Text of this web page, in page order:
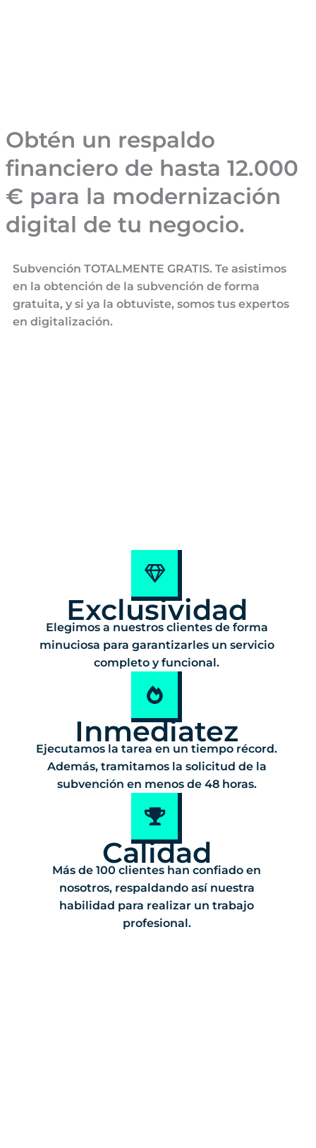
Obtén un respaldo
financiero de hasta 12.000
€ para la modernización
digital de tu negocio.
Subvención TOTALMENTE GRATIS. Te asistimos
en la obtención de la subvención de forma
gratuita, y si ya la obtuviste, somos tus expertos
en digitalización.
Exclusividad
Elegimos a nuestros clientes de forma
minuciosa para garantizarles un servicio
completo y funcional.
Inmediatez
Ejecutamos la tarea en un tiempo récord.
Además, tramitamos la solicitud de la
subvención en menos de 48 horas.
Calidad
Más de 100 clientes han confiado en
nosotros, respaldando así nuestra
habilidad para realizar un trabajo
profesional.